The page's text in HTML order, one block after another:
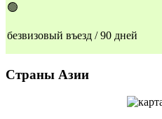
🟢
безвизовый въезд / 90 дней
Страны Азии